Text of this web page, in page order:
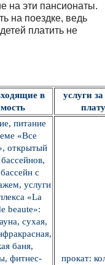
на эти пансионаты.
на поездке, ведь
платить не
в
услуги
плату
питание
«Все
открытый
с
услуги
«La
beaute»:
сухая,
баня,
фитнес-
прокат: